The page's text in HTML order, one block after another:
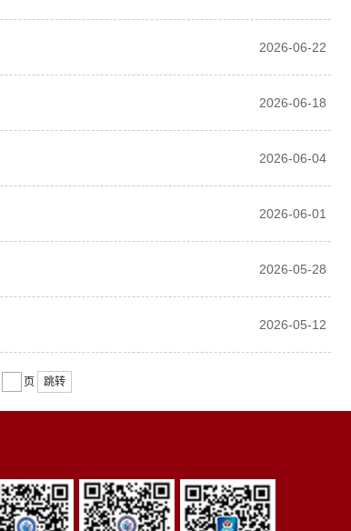
2026-06-22
2026-06-18
2026-06-04
2026-06-01
2026-05-28
2026-05-12
页 跳转